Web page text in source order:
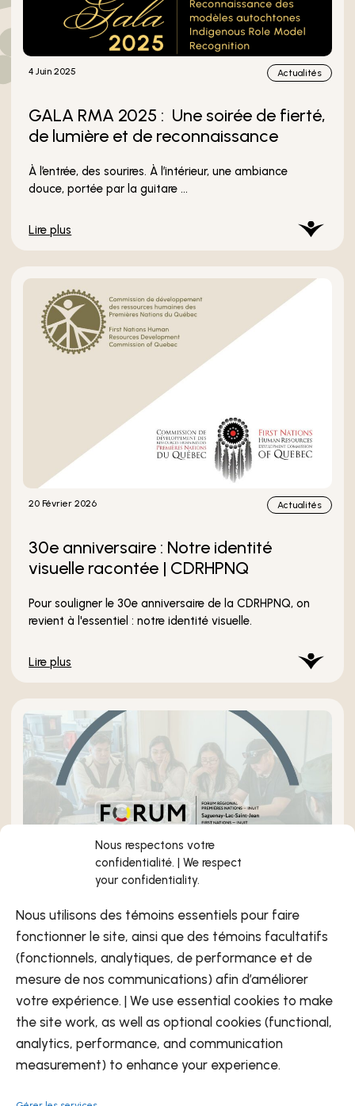
Nous respectons votre
confidentialité. | We respect
your confidentiality.
Nous utilisons des témoins essentiels pour faire
fonctionner le site, ainsi que des témoins facultatifs
(fonctionnels, analytiques, de performance et de
mesure de nos communications) afin d’améliorer
votre expérience. | We use essential cookies to make
the site work, as well as optional cookies (functional,
analytics, performance, and communication
measurement) to enhance your experience.
4 Juin 2025 Actualités
GALA RMA 2025 : Une soirée de fierté,
de lumière et de reconnaissance
À l’entrée, des sourires. À l’intérieur, une ambiance
douce, portée par la guitare ...
Lire plus
20 Février 2026 Actualités
30e anniversaire : Notre identité
visuelle racontée | CDRHPNQ
Pour souligner le 30e anniversaire de la CDRHPNQ, on
revient à l'essentiel : notre identité visuelle.
Lire plus
26 Mars 2025 Actualités
Retour sur le Forum des Premières
Nations et Inuit du Saguenay Lac St-
Jean 2025 !
Bienvenue sur le blogue de la Commission de
développement des ressources humaines des Premières